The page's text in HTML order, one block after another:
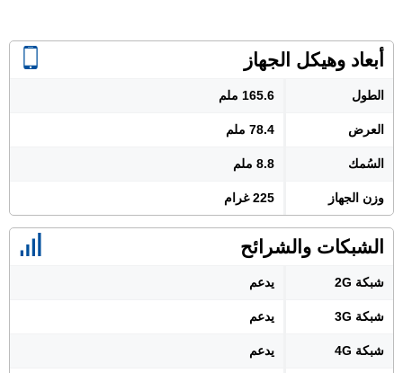
أبعاد وهيكل الجهاز
الطول 165.6 ملم
العرض 78.4 ملم
السُمك 8.8 ملم
وزن الجهاز 225 غرام
الشبكات والشرائح
شبكة 2G يدعم
شبكة 3G يدعم
شبكة 4G يدعم